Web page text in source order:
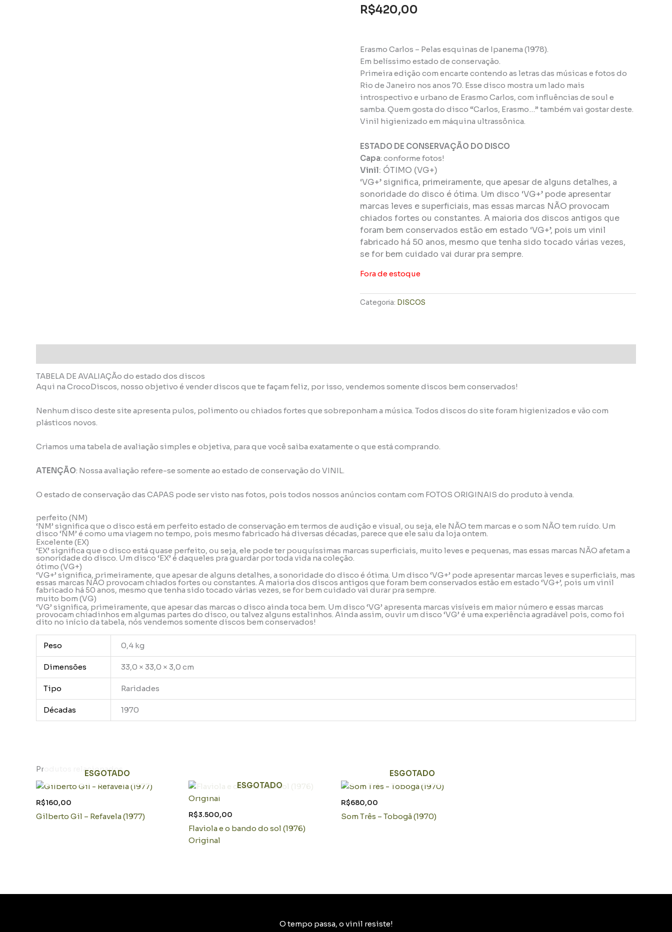
R$420,00
Erasmo Carlos – Pelas esquinas de Ipanema (1978).
Em belíssimo estado de conservação.
Primeira edição com encarte contendo as letras das músicas e fotos do
Rio de Janeiro nos anos 70. Esse disco mostra um lado mais
introspectivo e urbano de Erasmo Carlos, com influências de soul e
samba. Quem gosta do disco “Carlos, Erasmo…” também vai gostar deste.
Vinil higienizado em máquina ultrassônica.
ESTADO DE CONSERVAÇÃO DO DISCO
Capa: conforme fotos!
Vinil: ÓTIMO (VG+)
‘VG+’ significa, primeiramente, que apesar de alguns detalhes, a
sonoridade do disco é ótima. Um disco ‘VG+’ pode apresentar
marcas leves e superficiais, mas essas marcas NÃO provocam
chiados fortes ou constantes. A maioria dos discos antigos que
foram bem conservados estão em estado ‘VG+’, pois um vinil
fabricado há 50 anos, mesmo que tenha sido tocado várias vezes,
se for bem cuidado vai durar pra sempre.
Fora de estoque
Categoria: DISCOS
TABELA DE AVALIAÇÃo do estado dos discos
Aqui na CrocoDiscos, nosso objetivo é vender discos que te façam feliz, por isso, vendemos somente discos bem conservados!
Nenhum disco deste site apresenta pulos, polimento ou chiados fortes que sobreponham a música. Todos discos do site foram higienizados e vão com
plásticos novos.
Criamos uma tabela de avaliação simples e objetiva, para que você saiba exatamente o que está comprando.
ATENÇÃO: Nossa avaliação refere-se somente ao estado de conservação do VINIL.
O estado de conservação das CAPAS pode ser visto nas fotos, pois todos nossos anúncios contam com FOTOS ORIGINAIS do produto à venda.
perfeito (NM)
‘NM’ significa que o disco está em perfeito estado de conservação em termos de audição e visual, ou seja, ele NÃO tem marcas e o som NÃO tem ruído. Um
disco ‘NM’ é como uma viagem no tempo, pois mesmo fabricado há diversas décadas, parece que ele saiu da loja ontem.
Excelente (EX)
‘EX’ significa que o disco está quase perfeito, ou seja, ele pode ter pouquíssimas marcas superficiais, muito leves e pequenas, mas essas marcas NÃO afetam a
sonoridade do disco. Um disco ‘EX’ é daqueles pra guardar por toda vida na coleção.
ótimo (VG+)
‘VG+’ significa, primeiramente, que apesar de alguns detalhes, a sonoridade do disco é ótima. Um disco ‘VG+’ pode apresentar marcas leves e superficiais, mas
essas marcas NÃO provocam chiados fortes ou constantes. A maioria dos discos antigos que foram bem conservados estão em estado ‘VG+’, pois um vinil
fabricado há 50 anos, mesmo que tenha sido tocado várias vezes, se for bem cuidado vai durar pra sempre.
muito bom (VG)
‘VG’ significa, primeiramente, que apesar das marcas o disco ainda toca bem. Um disco ‘VG’ apresenta marcas visíveis em maior número e essas marcas
provocam chiadinhos em algumas partes do disco, ou talvez alguns estalinhos. Ainda assim, ouvir um disco ‘VG’ é uma experiência agradável pois, como foi
dito no início da tabela, nós vendemos somente discos bem conservados!
Peso 0,4 kg
Dimensões 33,0 × 33,0 × 3,0 cm
Tipo Raridades
Décadas 1970
Produtos relacionados
ESGOTADO
R$160,00
Gilberto Gil – Refavela (1977)
ESGOTADO
R$3.500,00
Flaviola e o bando do sol (1976)
Original
ESGOTADO
R$680,00
Som Três – Tobogã (1970)
O tempo passa, o vinil resiste!